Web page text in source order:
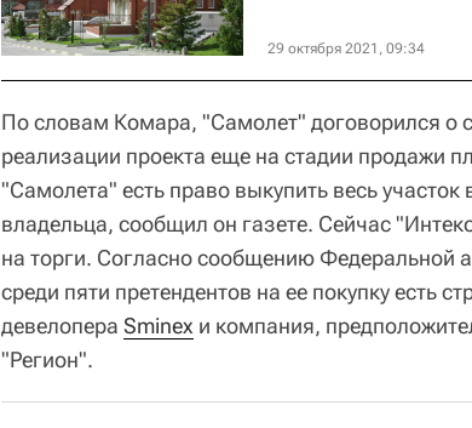
29 октября 2021, 09:34
По словам Комара, "Самолет" договорился о
реализации проекта еще на стадии продажи
"Самолета" есть право выкупить весь
владельца, сообщил он газете. Сейчас
на торги. Согласно сообщению Федеральной
среди пяти претендентов на ее покупку есть
девелопера Sminex и компания,
"Регион".